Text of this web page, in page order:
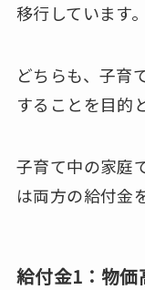
移行しています。
どちらも、子育
することを目的
子育て中の家庭
は両方の給付金
給付金1：物価